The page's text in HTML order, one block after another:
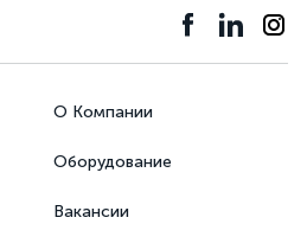
О Компании
Оборудование
Вакансии